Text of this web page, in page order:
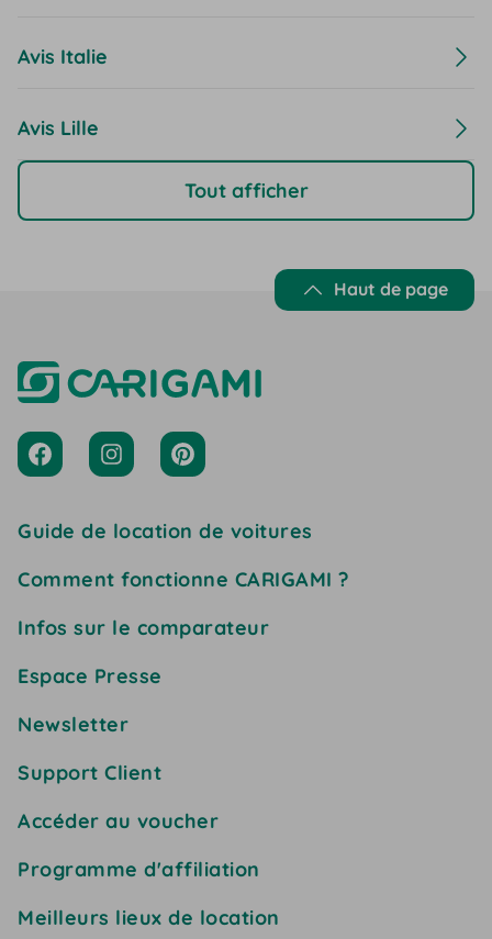
Avis Italie
Avis Lille
Tout afficher
Haut de page
Guide de location de voitures
Comment fonctionne CARIGAMI ?
Infos sur le comparateur
Espace Presse
Newsletter
Support Client
Accéder au voucher
Programme d'affiliation
Meilleurs lieux de location